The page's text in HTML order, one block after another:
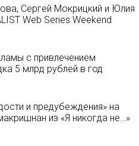
Сергей Мокрицкий и Юлия
Web Series Weekend
с привлечением
5 млрд рублей в год
и предубеждения» на
из «Я никогда не…»